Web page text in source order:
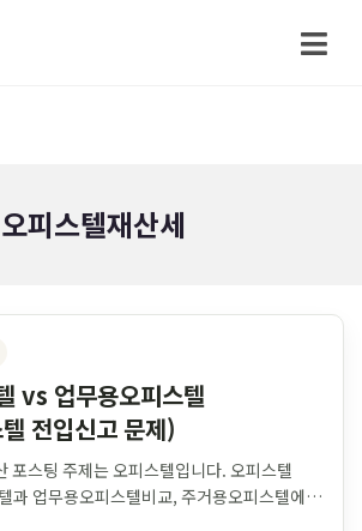
오피스텔재산세
vs 업무용오피스텔
전입신고 문제)
포스팅 주제는 오피스텔입니다. 오피스텔
과 업무용오피스텔비교, 주거용오피스텔에